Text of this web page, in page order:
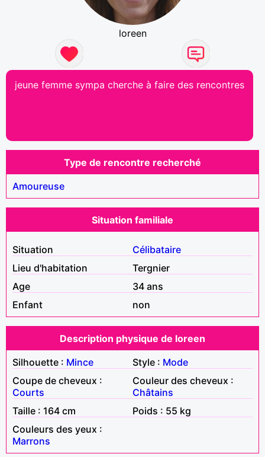
loreen
jeune femme sympa cherche à faire des rencontres
Type de rencontre recherché
Amoureuse
Situation familiale
Situation
Célibataire
Lieu d'habitation
Tergnier
Age
34 ans
Enfant
non
Description physique de loreen
Silhouette : Mince Style : Mode
Coupe de cheveux :
Courts
Couleur des cheveux :
Châtains
Taille : 164 cm
Poids : 55 kg
Couleurs des yeux :
Marrons